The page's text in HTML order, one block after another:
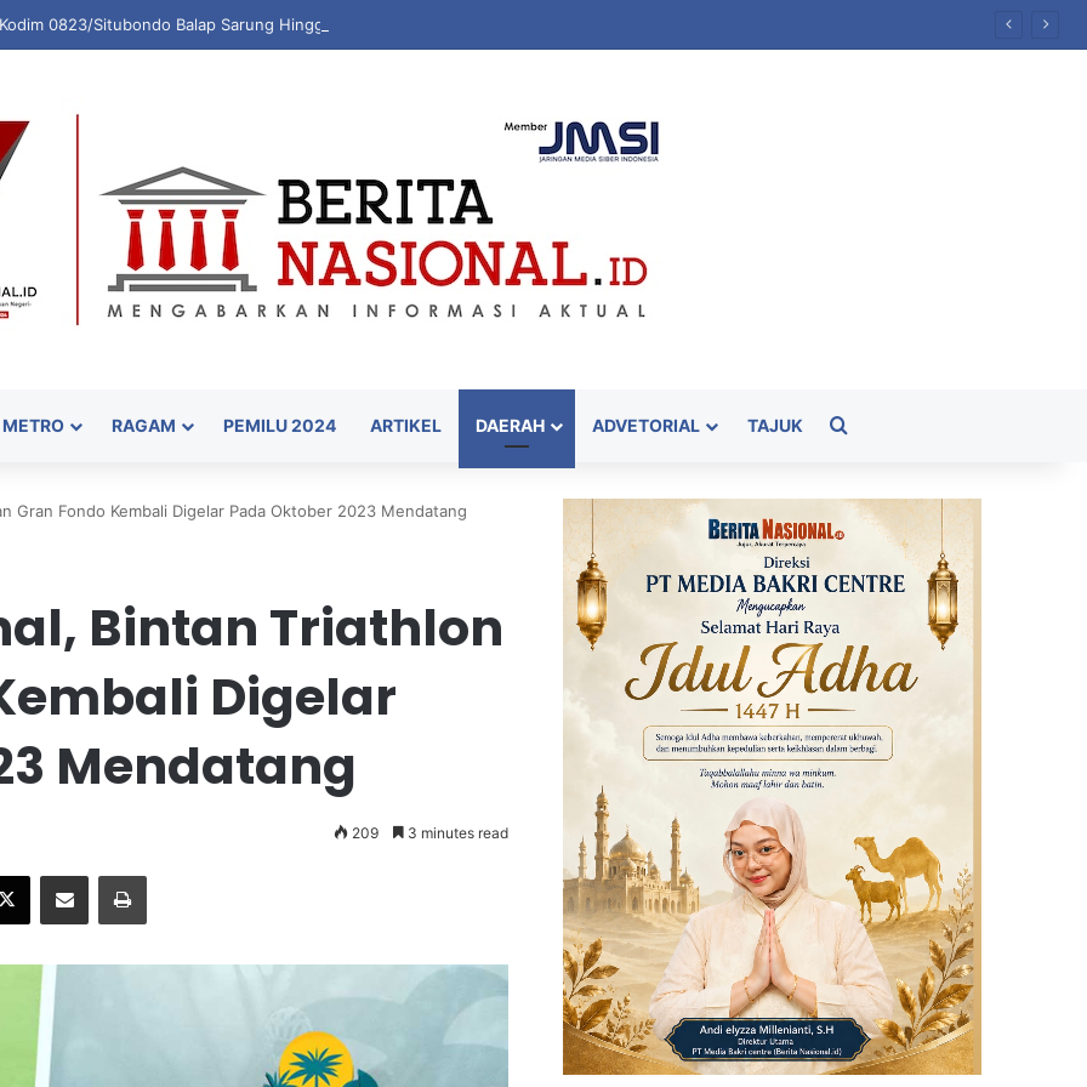
0823/Situbondo Balap Sarung Hingga Lomba Bongkar Senjata
METRO RAGAM PEMILU 2024 ARTIKEL DAERAH ADVETORIAL TAJUK Cari
Gran Fondo Kembali Digelar Pada Oktober 2023 Mendatang
Bintan Triathlon
Digelar
Mendatang
209 3 minutes read